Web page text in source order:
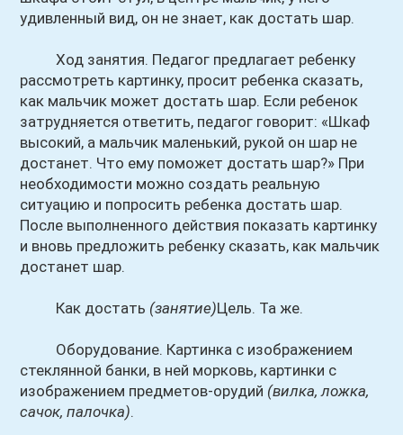
удивленный вид, он не знает, как достать шар.
Ход занятия. Педагог предлагает ребенку
рассмотреть картинку, просит ребенка сказать,
как мальчик может достать шар. Если ребенок
затрудняется ответить, педагог говорит: «Шкаф
высокий, а мальчик маленький, рукой он шар не
достанет. Что ему поможет достать шар?» При
необходимости можно создать реальную
ситуацию и попросить ребенка достать шар.
После выполненного действия показать картинку
и вновь предложить ребенку сказать, как мальчик
достанет шар.
Как достать (занятие)Цель. Та же.
Оборудование. Картинка с изображением
стеклянной банки, в ней морковь, картинки с
изображением предметов-орудий (вилка, ложка,
сачок, палочка).